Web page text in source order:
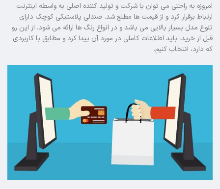
امروزه به راحتی می توان با شرکت و تولید کننده اصلی به واسطه اینترنت
ارتباط برقرار کرد و از قیمت ها مطلع شد. صندلی پلاستیکی کوچک دارای
تنوع مدل بسیار بالایی می باشد و در انواع رنگ ها ارائه می شود. از این رو
قبل از خرید، باید اطلاعات کاملی در مورد آن پیدا کرد و مطابق با کاربردی
که دارد، انتخاب کنیم.